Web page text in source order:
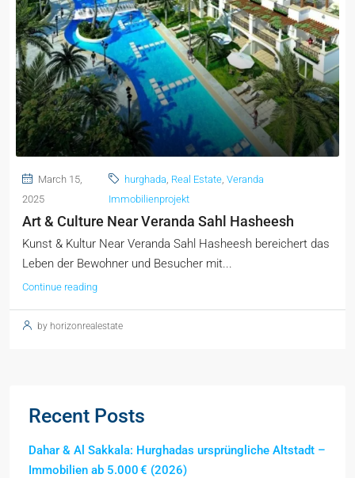
March 15,
2025
hurghada Real Estate, Veranda
Immobilienprojekt
Art & Culture Near Veranda Sahl Hasheesh
Kunst & Kultur Near Veranda Sahl Hasheesh bereichert das
Leben der Bewohner und Besucher mit...
Continue reading
by horizonrealestate
Recent Posts
Dahar & Al Sakkala: Hurghadas ursprüngliche Altstadt –
Immobilien ab 5.000 € (2026)